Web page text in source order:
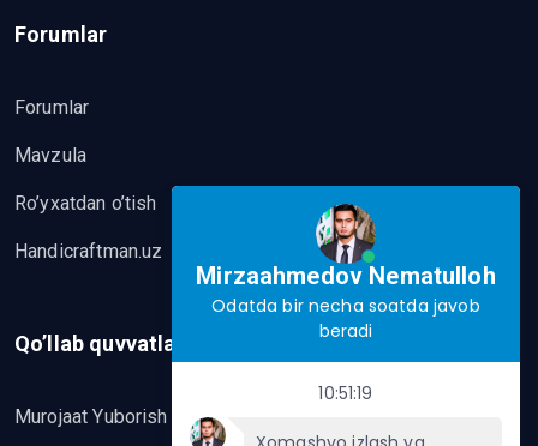
Forumlar
Forumlar
Mavzula
Ro’yxatdan o’tish
Handicraftman.uz
Qo’llab quvvatlash
Murojaat Yuborish
Mirzaahmedov Nematulloh
Odatda bir necha soatda javob
beradi
10:51:19